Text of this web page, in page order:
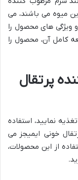
میوه می باشند، می
ویژگی های محصول را
کامل آن، محصول را
پرتقال
نمایید، استفاده
خونی ایمیجز می
از این محصولات،